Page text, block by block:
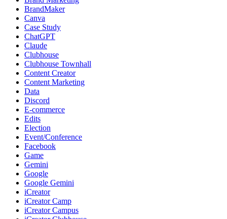
BrandMaker
Canva
Case Study
ChatGPT
Claude
Clubhouse
Clubhouse Townhall
Content Creator
Content Marketing
Data
Discord
E-commerce
Edits
Election
Event/Conference
Facebook
Game
Gemini
Google
Google Gemini
iCreator
iCreator Camp
iCreator Campus